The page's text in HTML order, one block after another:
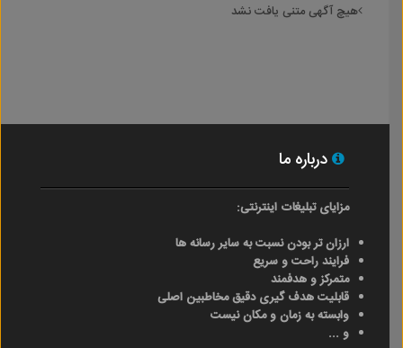
هیچ آگهی متنی یافت نشد
درباره ما
مزایای تبلیغات اینترنتی:
ارزان تر بودن نسبت به سایر رسانه ها
فرایند راحت و سریع
متمرکز و هدفمند
قابلیت هدف گیری دقیق مخاطبین اصلی
وابسته به زمان و مکان نیست
و ...